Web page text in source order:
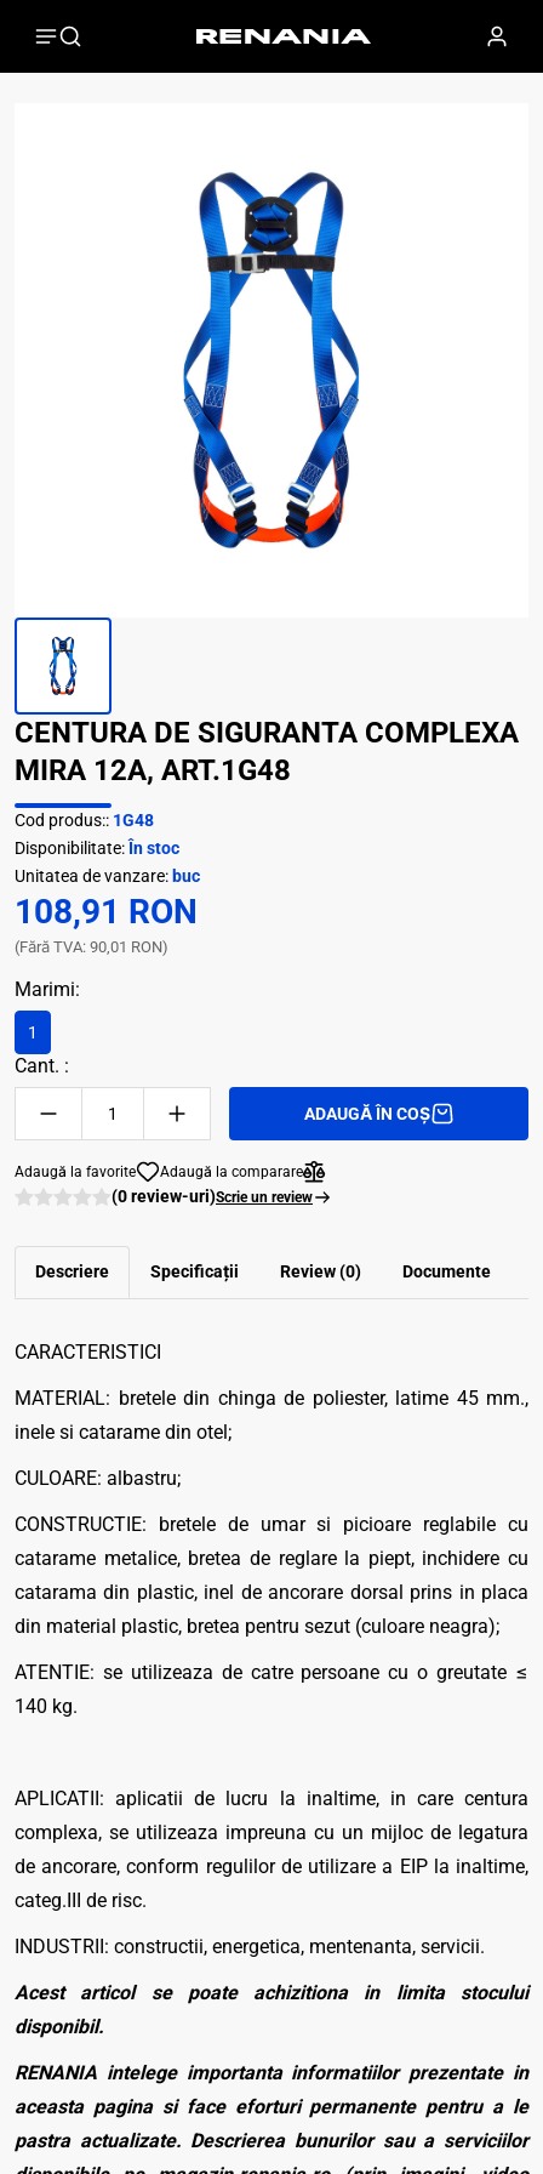
CENTURA DE SIGURANTA COMPLEXA
MIRA 12A, ART.1G48
Cod produs:: 1G48
Disponibilitate: În stoc
Unitatea de vanzare: buc
108,91 RON
(Fără TVA: 90,01 RON)
Marimi:
1
Cant. :
ADAUGĂ ÎN COȘ
Adaugă la favorite Adaugă la comparare
(0 review-uri)Scrie un review
Descriere Specificații Review (0) Documente
CARACTERISTICI
MATERIAL: bretele din chinga de poliester, latime 45 mm.,
inele si catarame din otel;
CULOARE: albastru;
CONSTRUCTIE: bretele de umar si picioare reglabile cu
catarame metalice, bretea de reglare la piept, inchidere cu
catarama din plastic, inel de ancorare dorsal prins in placa
din material plastic, bretea pentru sezut (culoare neagra);
ATENTIE: se utilizeaza de catre persoane cu o greutate ≤
140 kg.
APLICATII: aplicatii de lucru la inaltime, in care centura
complexa, se utilizeaza impreuna cu un mijloc de legatura
de ancorare, conform regulilor de utilizare a EIP la inaltime,
categ.III de risc.
INDUSTRII: constructii, energetica, mentenanta, servicii.
Acest articol se poate achizitiona in limita stocului
disponibil.
RENANIA intelege importanta informatiilor prezentate in
aceasta pagina si face eforturi permanente pentru a le
pastra actualizate. Descrierea bunurilor sau a serviciilor